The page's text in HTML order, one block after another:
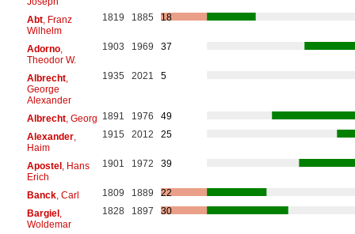
Abt, Franz
Wilhelm
1819 1885 18
Adorno,
Theodor W.
1903 1969 37
Albrecht,
George
Alexander
1935 2021 5
Albrecht, Georg 1891 1976
49
Alexander,
Haim
1915 2012 25
Apostel , Hans
Erich
1901 1972 39
Banck, Carl 1809 1889
22
Bargiel ,
Woldemar
1828 1897 30